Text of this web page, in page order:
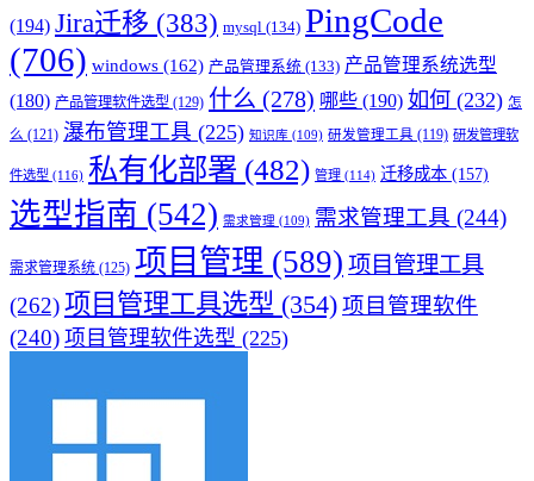
(194) Jira迁移 (383) mysql (134) PingCode
(706) windows (162) 产品管理系统 (133) 产品管理系统选型
(180) 产品管理软件选型 (129) 什么 (278) 哪些 (190) 如何 (232) 怎
么 (121) 瀑布管理工具 (225) 知识库 (109) 研发管理工具 (119) 研发管理软
件选型 (116) 私有化部署 (482) 管理 (114) 迁移成本 (157)
选型指南 (542) 需求管理 (109) 需求管理工具 (244)
需求管理系统 (125) 项目管理 (589) 项目管理工具
(262)项目管理工具选型 (354) 项目管理软件
(240) 项目管理软件选型 (225)